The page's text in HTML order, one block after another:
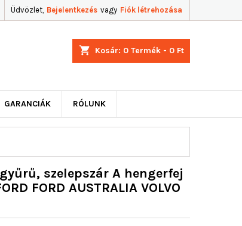
Üdvözlet, Bejelentkezés vagy Fiók létrehozása
shopping_cart Kosár: 0 Termék - 0 Ft
GARANCIÁK RÓLUNK
szelepszár A hengerfej
FORD AUSTRALIA VOLVO